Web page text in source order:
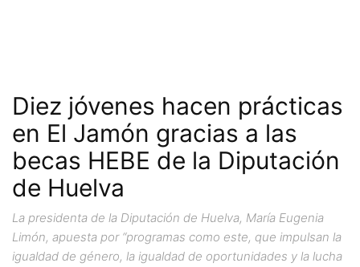
Diez jóvenes hacen prácticas
en El Jamón gracias a las
becas HEBE de la Diputación
de Huelva
La presidenta de la Diputación de Huelva, María Eugenia
Limón, apuesta por “programas como este, que impulsan la
igualdad de género, la igualdad de oportunidades y la lucha